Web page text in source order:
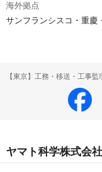
海外拠点
サンフランシスコ・重慶
【東京】工務・移送・工事
ヤマト科学株式会